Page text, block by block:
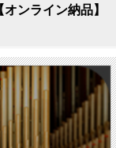
ンライン納品】